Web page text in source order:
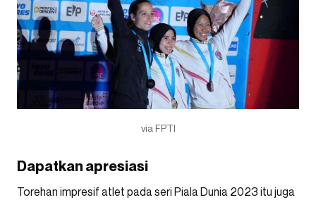
via FPTI
Dapatkan apresiasi
Torehan impresif atlet pada seri Piala Dunia 2023 itu juga